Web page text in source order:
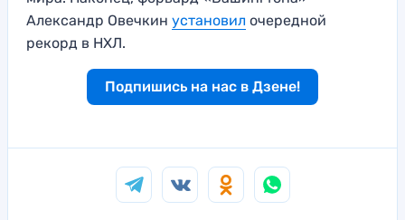
Александр Овечкин установил очередной
рекорд в НХЛ.
Подпишись на нас в Дзене!